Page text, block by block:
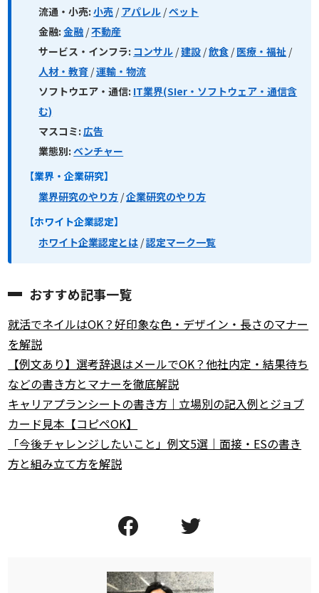
流通・小売: 小売 /アパレル /ペット
金融: 金融 /不動産
サービス・インフラ: コンサル /建設 /飲食 /医療・福祉 /
人材・教育 /運輸・物流
ソフトウエア・通信: IT業界(SIer・ソフトウェア・通信含
む)
マスコミ: 広告
業態別: ベンチャー
【業界・企業研究】
業界研究のやり方 /企業研究のやり方
【ホワイト企業認定】
ホワイト企業認定とは /認定マーク一覧
おすすめ記事一覧
就活でネイルはOK？好印象な色・デザイン・長さのマナー
を解説
【例文あり】選考辞退はメールでOK？他社内定・結果待ち
などの書き方とマナーを徹底解説
キャリアプランシートの書き方｜立場別の記入例とジョブ
カード見本【コピペOK】
「今後チャレンジしたいこと」例文5選｜面接・ESの書き
方と組み立て方を解説